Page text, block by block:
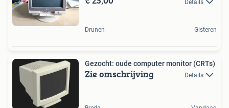
Details
Drunen Gisteren
Gezocht: oude computer monitor (CRTs)
Zie omschrijving Details